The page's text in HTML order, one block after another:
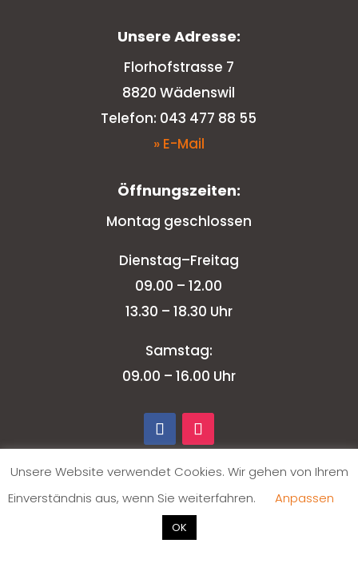
Unsere Adresse:
Florhofstrasse 7
8820 Wädenswil
Telefon: 043 477 88 55
» E-Mail
Öffnungszeiten:
Montag geschlossen
Dienstag–Freitag
09.00 – 12.00
13.30 – 18.30 Uhr
Samstag:
09.00 – 16.00 Uhr
Unsere Website verwendet Cookies. Wir gehen von Ihrem
Einverständnis aus, wenn Sie weiterfahren.
Anpassen
OK